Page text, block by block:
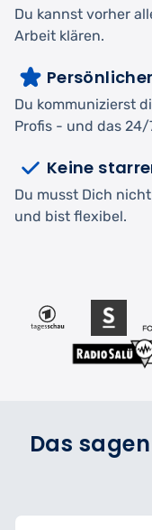
Du kannst vorher
Arbeit klären.
Du kommunizierst
Profis - und das 24/
Keine
Du musst Dich
und bist flexibel.
Das